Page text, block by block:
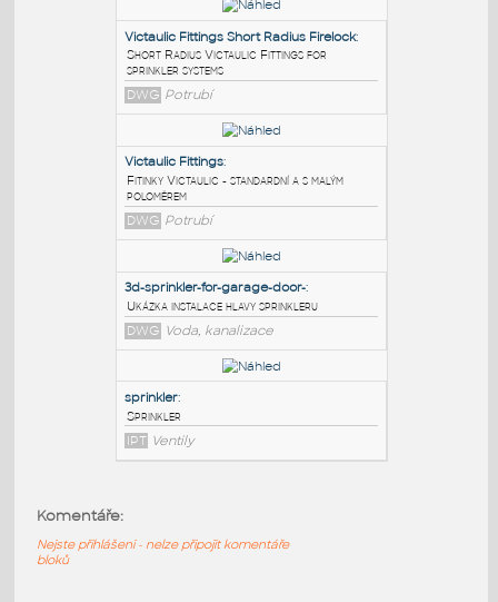
PODOBNÉ BLOKY:
Victaulic Fittings Short Radius Firelock
Short Radius Victaulic Fittings for
sprinkler systems
DWG Potrubí
Victaulic Fittings:
Fitinky Victaulic - standardní a s malým
poloměrem
DWG Potrubí
Ukázka instalace hlavy sprinkleru
Komentáře:
Nejste přihlášeni - nelze připojit komentáře
bloků